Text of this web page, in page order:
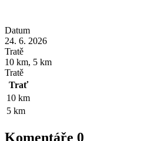
Datum
24. 6. 2026
Tratě
10 km, 5 km
Tratě
Trať
10 km
5 km
Komentáře 0